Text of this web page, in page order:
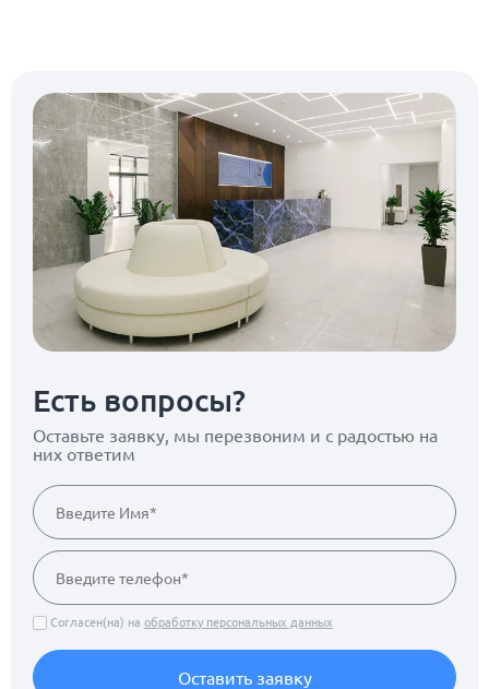
Есть вопросы?
Оставьте заявку, мы перезвоним и с радостью на
них ответим
Согласен(на) на обработку персональных данных
Оставить заявку